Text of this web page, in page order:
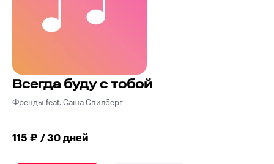
Всегда буду с тобой
Френды feat. Саша Спилберг
115 ₽ / 30 дней